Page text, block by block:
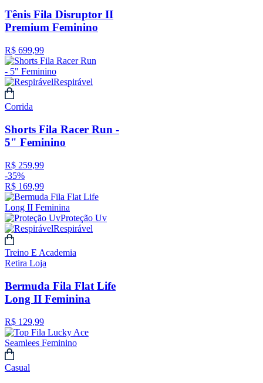
Tênis Fila Disruptor II
Premium Feminino
R$ 699,99
Respirável
Corrida
Shorts Fila Racer Run -
5" Feminino
R$ 259,99
-35%
R$ 169,99
Proteção Uv
Respirável
Treino E Academia
Retira Loja
Bermuda Fila Flat Life
Long II Feminina
R$ 129,99
Casual